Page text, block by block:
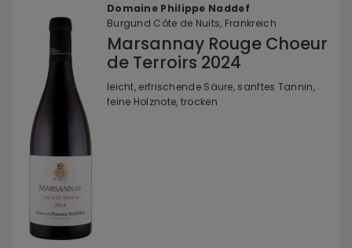
Domaine Philippe Naddef
Burgund Côte de Nuits, Frankreich
Marsannay Rouge Choeur
de Terroirs 2024
leicht, erfrischende Säure, sanftes Tannin,
feine Holznote, trocken